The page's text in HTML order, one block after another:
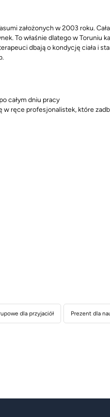
założonych w 2003 roku.
To właśnie dlatego w Toruniu
dbają o kondycję ciała i
całym dniu pracy
w ręce profesjonalistek, które
dla przyjaciół Prezent dla